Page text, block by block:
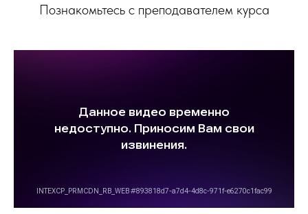
Познакомьтесь с преподавателем курса